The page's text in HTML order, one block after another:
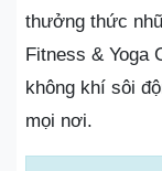
thưởng thức
Fitness & Yoga
không khí sôi
mọi nơi.